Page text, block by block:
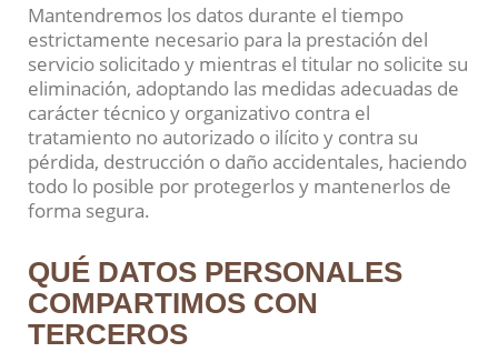
Mantendremos los datos durante el tiempo
estrictamente necesario para la prestación del
servicio solicitado y mientras el titular no solicite su
eliminación, adoptando las medidas adecuadas de
carácter técnico y organizativo contra el
tratamiento no autorizado o ilícito y contra su
pérdida, destrucción o daño accidentales, haciendo
todo lo posible por protegerlos y mantenerlos de
forma segura.
QUÉ DATOS PERSONALES
COMPARTIMOS CON
TERCEROS